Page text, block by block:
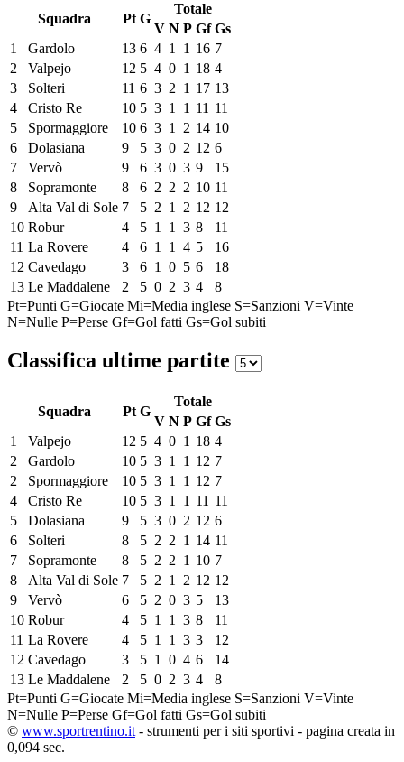
Squadra Pt G
Totale
V N P Gf Gs
1
Gardolo 13 6 4 1 1 16 7
2
Valpejo 12 5 4 0 1 18 4
3
Solteri 11 6 3 2 1 17 13
4
Cristo Re 10 5 3 1 1 11 11
5
Spormaggiore 10 6 3 1 2 14 10
6
Dolasiana 9 5 3 0 2 12 6
7
Vervò 9 6 3 0 3 9
15
8
Sopramonte 8 6 2 2 2 10 11
9
Alta Val di Sole 7 5 2 1 2 12 12
10 Robur 4 5 1 1 3 8
11
11 La Rovere 4 6 1 1 4 5
16
12 Cavedago 3 6 1 0 5 6
18
13 Le Maddalene 2 5 0 2 3 4
8
Pt=Punti G=Giocate Mi=Media inglese S=Sanzioni V=Vinte
N=Nulle P=Perse Gf=Gol fatti Gs=Gol subiti
Classifica ultime partite
Squadra Pt G
Totale
V N P Gf Gs
1
Valpejo 12 5 4 0 1 18 4
2
Gardolo 10 5 3 1 1 12 7
2
Spormaggiore 10 5 3 1 1 12 7
4
Cristo Re 10 5 3 1 1 11 11
5
Dolasiana 9 5 3 0 2 12 6
6
Solteri 8 5 2 2 1 14 11
7
Sopramonte 8 5 2 2 1 10 7
8
Alta Val di Sole 7 5 2 1 2 12 12
9
Vervò 6 5 2 0 3 5
13
10 Robur 4 5 1 1 3 8
11
11 La Rovere 4 5 1 1 3 3
12
12 Cavedago 3 5 1 0 4 6
14
13 Le Maddalene 2 5 0 2 3 4
8
Pt=Punti G=Giocate Mi=Media inglese S=Sanzioni V=Vinte
N=Nulle P=Perse Gf=Gol fatti Gs=Gol subiti
© www.sportrentino.it - strumenti per i siti sportivi - pagina creata in
0,094 sec.